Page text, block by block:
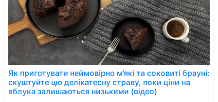
Як приготувати неймовірно м’які та соковиті брауні:
скуштуйте цю делікатесну страву, поки ціни на
яблука залишаються низькими (відео)